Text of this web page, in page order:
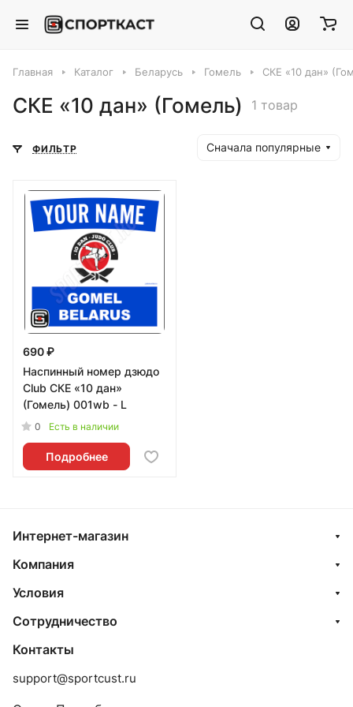
Главная Каталог Беларусь Гомель СКЕ «10 дан»
СКЕ «10 дан» (Гомель) 1 товар
ФИЛЬТР Сначала популярные
690 ₽
Наспинный номер дзюдо
Club СКЕ «10 дан»
(Гомель) 001wb - L
0 Есть в наличии
Подробнее
Интернет-магазин
Компания
Условия
Сотрудничество
Контакты
support@sportcust.ru